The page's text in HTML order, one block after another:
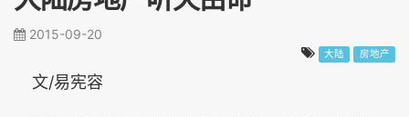
2015-09-20
大陆 房地产
文/易宪容